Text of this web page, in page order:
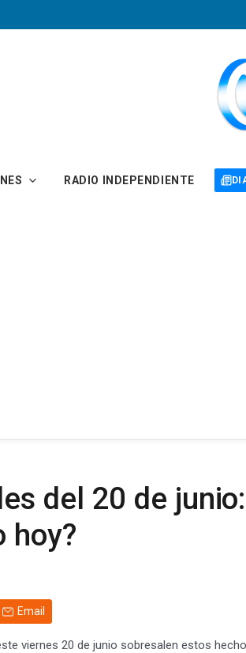
RADIO INDEPENDIENTE
del 20 de
hoy?
Email
viernes 20 de junio sobresalen estos